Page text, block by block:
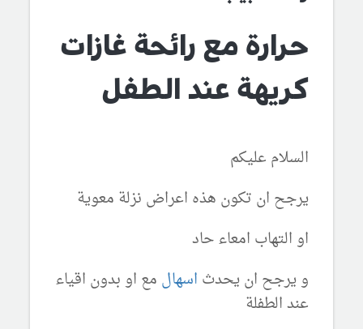
حرارة مع رائحة غازات
كريهة عند الطفل
السلام عليكم
يرجح ان تكون هذه اعراض نزلة معوية
او التهاب امعاء حاد
و يرجح ان يحدث اسهال مع او بدون اقياء
عند الطفلة